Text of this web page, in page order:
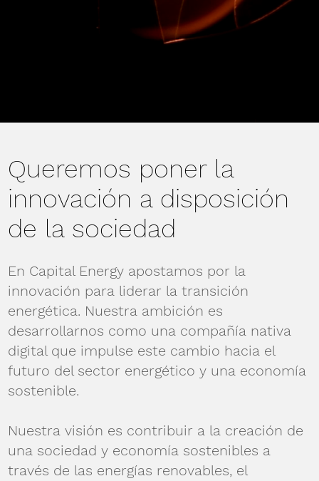
Queremos poner la
innovación a disposición
de la sociedad
En Capital Energy apostamos por la
innovación para liderar la transición
energética. Nuestra ambición es
desarrollarnos como una compañía nativa
digital que impulse este cambio hacia el
futuro del sector energético y una economía
sostenible.
Nuestra visión es contribuir a la creación de
una sociedad y economía sostenibles a
través de las energías renovables, el